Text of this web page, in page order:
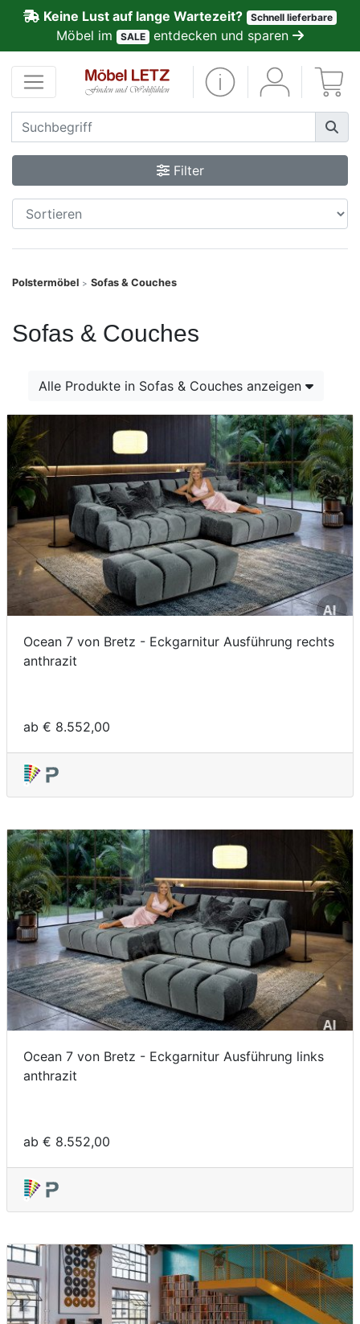
Keine Lust auf lange Wartezeit? Schnell lieferbare
Möbel im SALE entdecken und sparen
Filter
Polstermöbel > Sofas & Couches
Sofas & Couches
Alle Produkte in Sofas & Couches anzeigen
Ocean 7 von Bretz - Eckgarnitur Ausführung rechts
anthrazit
ab € 8.552,00
Ocean 7 von Bretz - Eckgarnitur Ausführung links
anthrazit
ab € 8.552,00
Kundenmeinungen
Anmelden
PREMIUM
Schnell
lieferbar
SALE
Möbel-
Finanzierung
Markenwelt
Letz-
Deals